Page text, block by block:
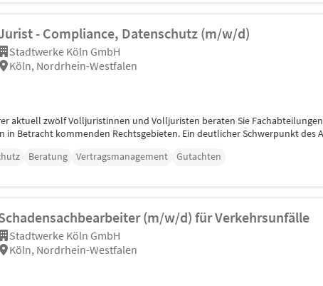
- Compliance, Datenschutz (m/w/d)
Stadtwerke Köln GmbH
Köln, Nordrhein-Westfalen
aktuell zwölf Volljuristinnen und Volljuristen beraten Sie
in Betracht kommenden Rechtsgebieten. Ein deutlicher Schwerpunkt des
Beratung Vertragsmanagement Gutachten
(m/w/d) für Verkehrsunfälle
Stadtwerke Köln GmbH
Köln, Nordrhein-Westfalen